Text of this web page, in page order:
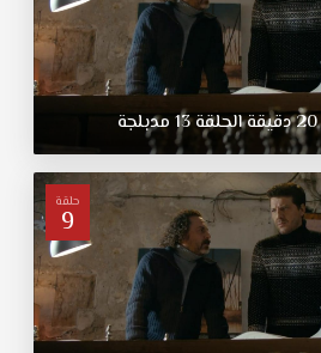
20دقيقةالحلقة13 مدبلجة
حلقة
9